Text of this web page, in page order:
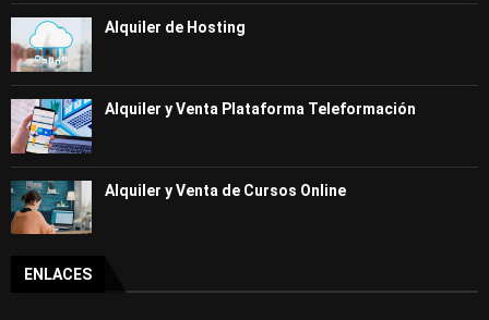
Alquiler de Hosting
Alquiler y Venta Plataforma Teleformación
Alquiler y Venta de Cursos Online
ENLACES